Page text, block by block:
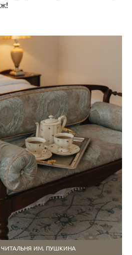
ЧИТАЛЬНЯ ИМ. ПУШКИНА